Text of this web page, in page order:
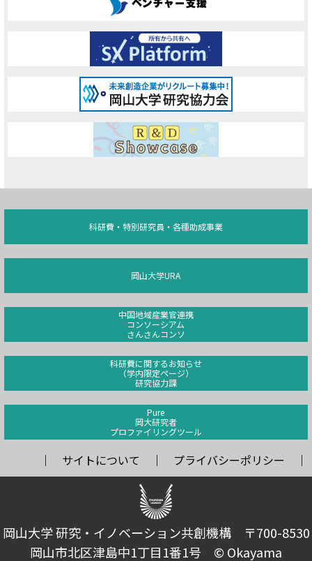
科研費・特別研究員・各種助成事業
岡山大学URA
中国地域産業官連携
コンソーシアム
さんさんコンソ
科研費に関するお知らせ
（学内限定ページ）
研究協力課
Pure
岡大研究者
プロファイリングツール
サイトについて プライバシーポリシー
岡山大学 研究・イノベーション共創機構 〒700-8530
岡山市北区津島中1丁目1番1号 © Okayama